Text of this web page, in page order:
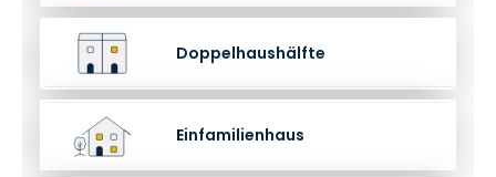
Doppelhaushälfte
Einfamilienhaus